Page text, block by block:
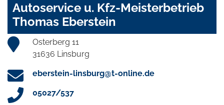
Autoservice u. Kfz-Meisterbetrieb
Thomas Eberstein
Osterberg 11
31636 Linsburg
eberstein-linsburg@t-online.de
05027/537